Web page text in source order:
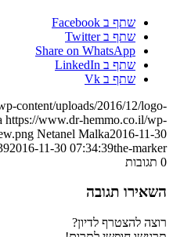
שתף ב Facebook
שתף ב Twitter
Share on WhatsApp
שתף ב LinkedIn
שתף ב Vk
content/uploads/2016/12/logo-
https://www.dr-hemmo.co.il/wp-
Netanel Malka2016-11-30
2016-11-30 07:34:39the-marker
0 תגובות
השאירו תגובה
רוצה להצטרף לדיון?